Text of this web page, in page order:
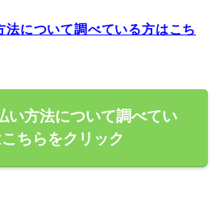
法について調べている方はこち
い方法について調べてい
ちらをクリック